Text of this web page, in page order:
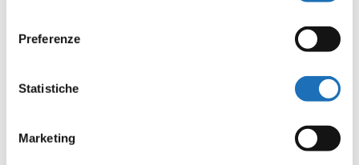
Preferenze
Statistiche
Marketing